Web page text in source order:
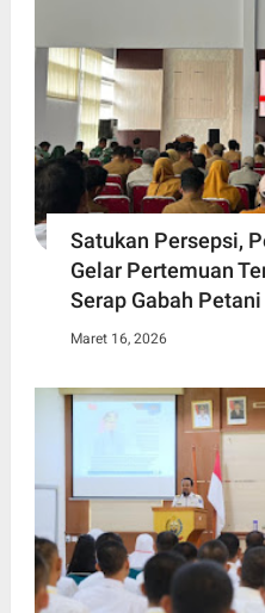
Satukan Persepsi,
Gelar Pertemuan
Serap Gabah Petani
Maret 16, 2026